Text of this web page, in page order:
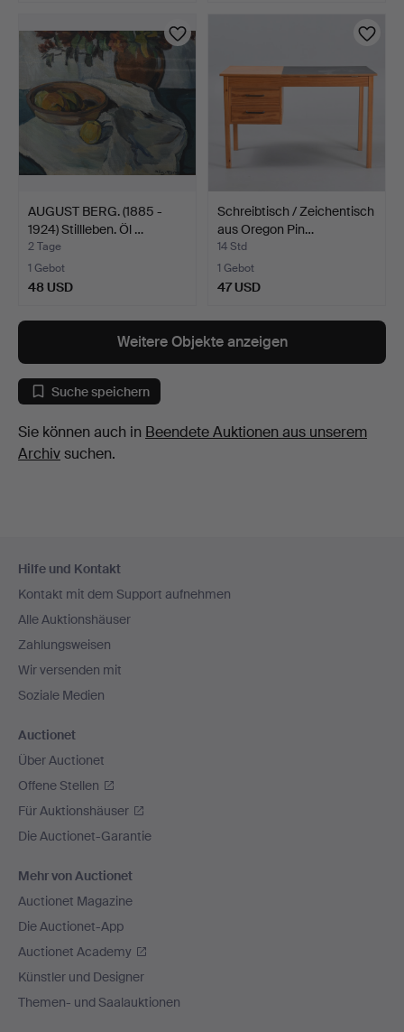
AUGUST BERG. (1885 -
1924) Stillleben. Öl …
2 Tage
1 Gebot
48 USD
Schreibtisch / Zeichentisch
aus Oregon Pin…
14 Std
1 Gebot
47 USD
Weitere Objekte anzeigen
Suche speichern
Sie können auch in Beendete Auktionen aus unserem
Archivsuchen.
Navigation
Hilfe und Kontakt
Kontakt mit dem Support aufnehmen
Alle Auktionshäuser
Zahlungsweisen
Wir versenden mit
Soziale Medien
Auctionet
Über Auctionet
Offene Stellen
Für Auktionshäuser
Die Auctionet-Garantie
Mehr von Auctionet
Auctionet Magazine
Die Auctionet-App
Auctionet Academy
Künstler und Designer
Themen- und Saalauktionen